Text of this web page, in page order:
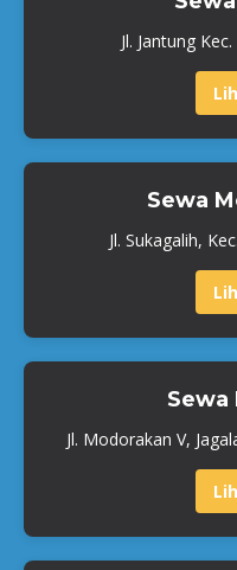
Jl. Jantung
Sewa
Jl. Sukagalih,
Sewa
Jl. Modorakan V,